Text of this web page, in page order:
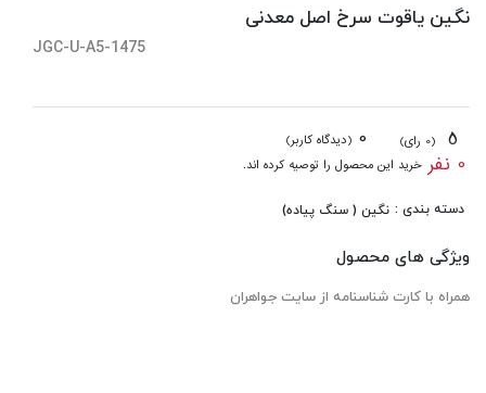
نگین یاقوت سرخ اصل معدنی
JGC-U-A5-1475
(0 رای) 0 (دیدگاه کاربر)
0 نفر خرید این محصول را توصیه کرده اند.
دسته بندی : نگین ( سنگ پیاده)
ویژگی های محصول
همراه با کارت شناسنامه از سایت جواهران